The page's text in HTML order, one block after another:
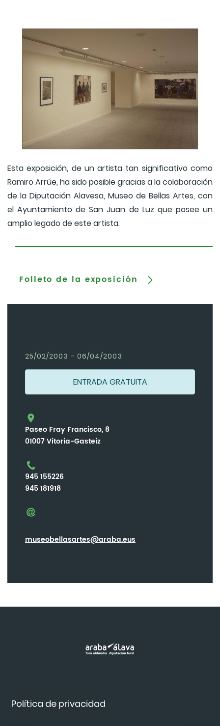
Esta exposición, de un artista tan significativo como
Ramiro Arrúe, ha sido posible gracias a la colaboración
de la Diputación Alavesa, Museo de Bellas Artes, con
el Ayuntamiento de San Juan de Luz que posee un
amplio legado de este artista.
Folleto de la exposición
25/02/2003 – 06/04/2003
ENTRADA GRATUITA
Paseo Fray Francisco, 8
01007 Vitoria-Gasteiz
945 155226
945 181918
museobellasartes@araba.eus
Política de privacidad